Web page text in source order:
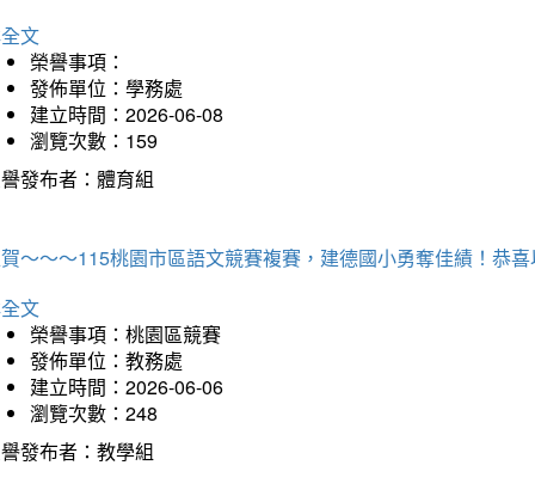
文
榮譽事項：
發佈單位：學務處
建立時間：2026-06-08
瀏覽次數：159
發布者：體育組
～～～115桃園市區語文競賽複賽，建德國小勇奪佳績！恭
文
榮譽事項：桃園區競賽
發佈單位：教務處
建立時間：2026-06-06
瀏覽次數：248
發布者：教學組